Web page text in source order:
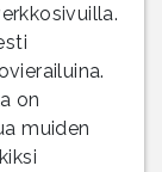
on
muiden